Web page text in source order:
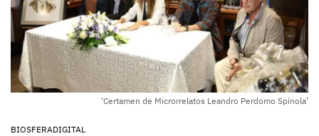
‘Certamen de Microrrelatos Leandro Perdomo Spínola’
BIOSFERADIGITAL